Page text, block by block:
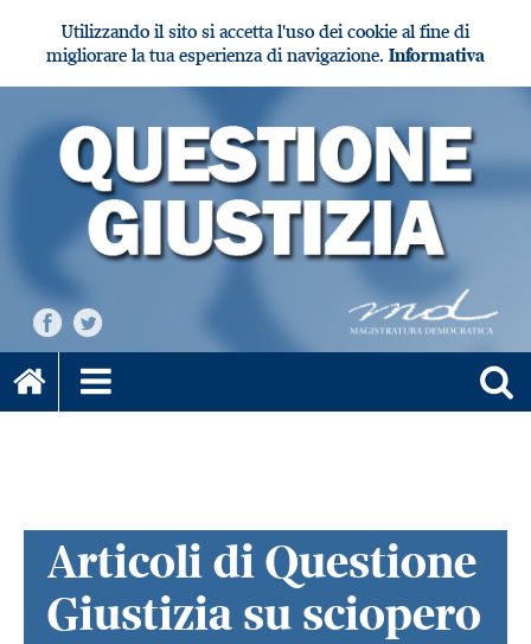
Utilizzando il sito si accetta l'uso dei cookie al fine di
migliorare la tua esperienza di navigazione. Informativa
Articoli di Questione
Giustizia su sciopero